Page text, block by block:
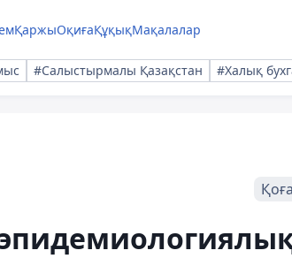
ҚаржыОқиғаҚұқықМақалалар
#Салыстырмалы Қазақстан #Халық